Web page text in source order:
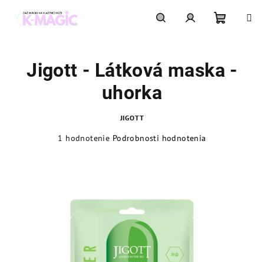
košík
Jigott - Látková maska -
uhorka
JIGOTT
1 hodnotenie Podrobnosti hodnotenia